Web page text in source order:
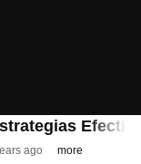
ago more